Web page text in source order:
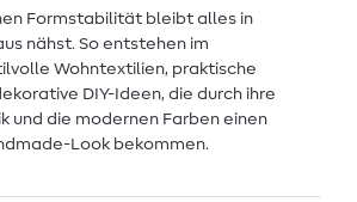
Formstabilität bleibt alles in
nähst. So entstehen im
Wohntextilien, praktische
DIY-Ideen, die durch ihre
und die modernen Farben einen
Look bekommen.